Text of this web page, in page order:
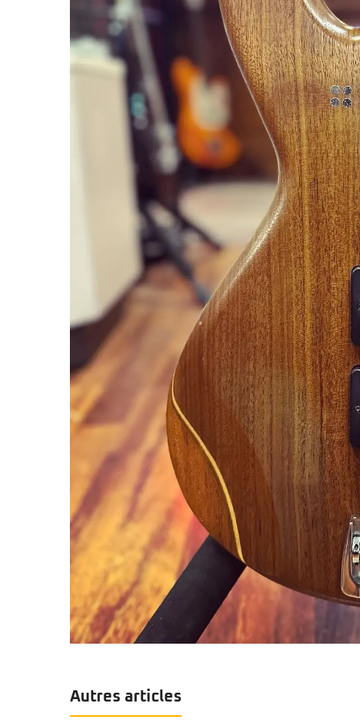
American Pro II
American Pro Classic
Nouveau
American Ultra II
Nouveau
Nouveau
Exclusivité
Bassforce
Hagstrom
miKro
Contrebasse UB
Kala
Lakland
Marcus Miller Sire
Serie F10
Serie M2
Serie P5
Serie P7
Serie U5
Serie V3
Serie V5
Serie V7
Serie Z3
Serie Z7
Markbass
Marleaux
Music Man
Prodipe
Autres articles